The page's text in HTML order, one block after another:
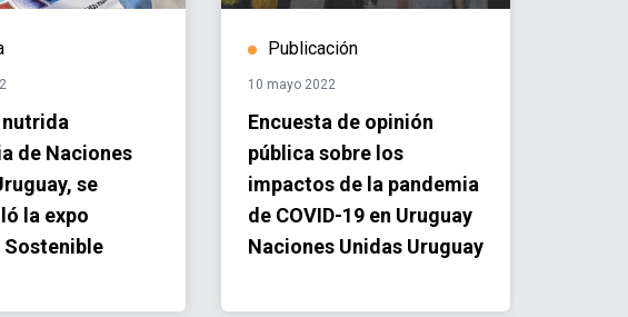
nutrida
de Naciones
se
la expo
Sostenible
Publicación
10 mayo 2022
Encuesta de opinión
pública sobre los
impactos de la pandemia
de COVID-19 en Uruguay
Naciones Unidas Uruguay